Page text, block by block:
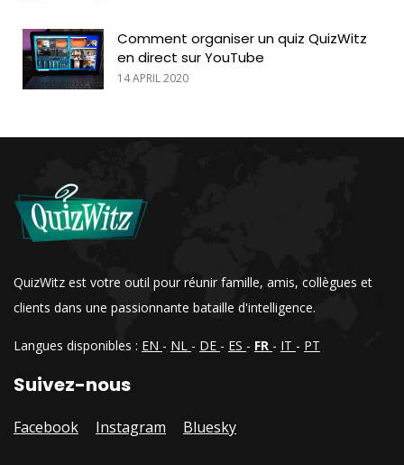
Comment organiser un quiz QuizWitz
en direct sur YouTube
14 APRIL 2020
QuizWitz est votre outil pour réunir famille, amis, collègues et
clients dans une passionnante bataille d'intelligence.
Langues disponibles : EN - NL - DE - ES - FR - IT - PT
Suivez-nous
Facebook Instagram Bluesky